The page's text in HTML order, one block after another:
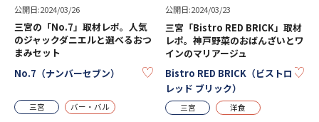
公開日:2024/03/26
三宮の「No.7」取材レポ。人気
のジャックダニエルと選べるおつ
まみセット
No.7（ナンバーセブン）
KEEP
三宮 バー・バル
公開日:2024/03/23
三宮「Bistro RED BRICK」取材
レポ。神戸野菜のおばんざいとワ
インのマリアージュ
Bistro RED BRICK（ビストロ
レッド ブリック）
三宮 洋食